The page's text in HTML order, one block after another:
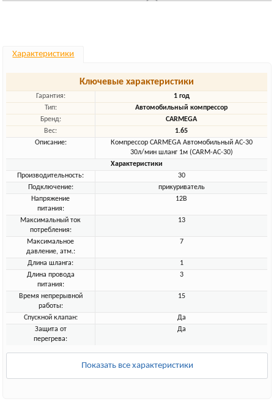
Характеристики
Ключевые характеристики
Гарантия:
1 год
Тип:
Автомобильный компрессор
Бренд:
CARMEGA
Вес:
1.65
Описание:
Компрессор CARMEGA Автомобильный AC-30
30л/мин шланг 1м (CARM-AC-30)
Характеристики
Производительность:
30
Подключение:
прикуриватель
Напряжение
питания:
12В
Максимальный ток
потребления:
13
Максимальное
давление, атм.:
7
Длина шланга:
1
Длина провода
питания:
3
Время непрерывной
работы:
15
Спускной клапан:
Да
Защита от
перегрева:
Да
Показать все характеристики